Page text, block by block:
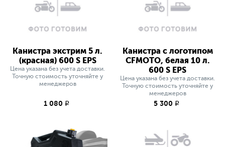
Канистра экстрим 5 л.
(красная) 600 S EPS
Цена указана без учета доставки.
Точную стоимость уточняйте у
менеджеров
1 080 q
Канистра с логотипом
CFMOTO, белая 10 л.
600 S EPS
Цена указана без учета доставки.
Точную стоимость уточняйте у
менеджеров
5 300 q